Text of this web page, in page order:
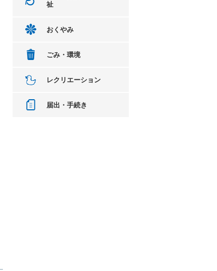
祉
おくやみ
ごみ・環境
レクリエーション
届出・手続き